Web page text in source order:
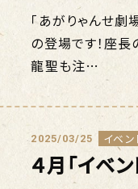
「あがりゃんせ劇
の登場です！座
龍聖も注…
2025/03/25 イベン
４月「イベ